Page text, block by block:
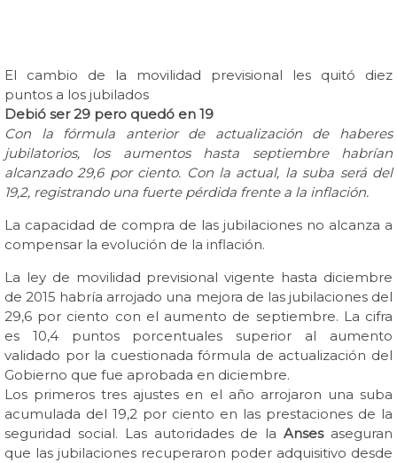
El cambio de la movilidad previsional les quitó diez
puntos a los jubilados
Debió ser 29 pero quedó en 19
Con la fórmula anterior de actualización de haberes
jubilatorios, los aumentos hasta septiembre habrían
alcanzado 29,6 por ciento. Con la actual, la suba será del
19,2, registrando una fuerte pérdida frente a la inflación.
La capacidad de compra de las jubilaciones no alcanza a
compensar la evolución de la inflación.
La ley de movilidad previsional vigente hasta diciembre
de 2015 habría arrojado una mejora de las jubilaciones del
29,6 por ciento con el aumento de septiembre. La cifra
es 10,4 puntos porcentuales superior al aumento
validado por la cuestionada fórmula de actualización del
Gobierno que fue aprobada en diciembre.
Los primeros tres ajustes en el año arrojaron una suba
acumulada del 19,2 por ciento en las prestaciones de la
seguridad social. Las autoridades de laAnsesaseguran
que las jubilaciones recuperaron poder adquisitivo desde